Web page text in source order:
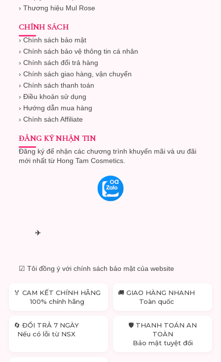
› Thương hiệu Mul Rose
CHÍNH SÁCH
› Chính sách bảo mật
› Chính sách bảo vệ thông tin cá nhân
› Chính sách đổi trả hàng
› Chính sách giao hàng, vận chuyển
› Chính sách thanh toán
› Điều khoản sử dụng
› Hướng dẫn mua hàng
› Chính sách Affiliate
ĐĂNG KÝ NHẬN TIN
Đăng ký để nhận các chương trình khuyến mãi và ưu đãi
mới nhất từ Hong Tam Cosmetics.
✈
☑ Tôi đồng ý với chính sách bảo mật của website
🏅 CAM KẾT CHÍNH HÃNG
100% chính hãng
🚚 GIAO HÀNG NHANH
Toàn quốc
🔄 ĐỔI TRẢ 7 NGÀY
Nếu có lỗi từ NSX
🛡 THANH TOÁN AN
TOÀN
Bảo mật tuyệt đối